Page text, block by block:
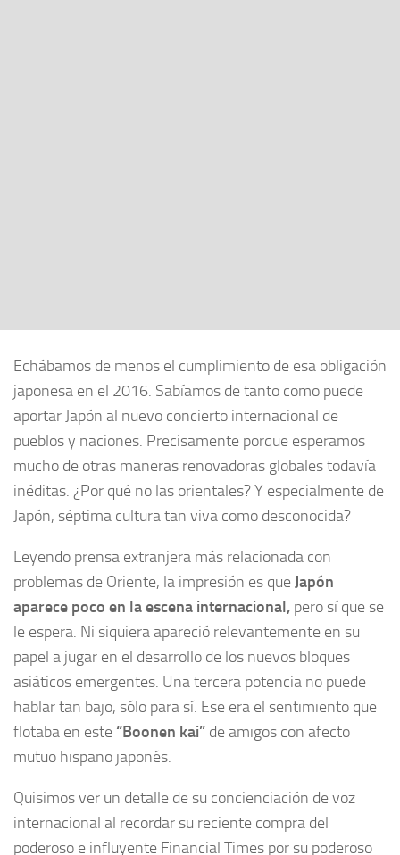
Echábamos de menos el cumplimiento de esa obligación
japonesa en el 2016. Sabíamos de tanto como puede
aportar Japón al nuevo concierto internacional de
pueblos y naciones. Precisamente porque esperamos
mucho de otras maneras renovadoras globales todavía
inéditas. ¿Por qué no las orientales? Y especialmente de
Japón, séptima cultura tan viva como desconocida?
Leyendo prensa extranjera más relacionada con
problemas de Oriente, la impresión es que Japón
aparece poco en la escena internacional, pero sí que se
le espera. Ni siquiera apareció relevantemente en su
papel a jugar en el desarrollo de los nuevos bloques
asiáticos emergentes. Una tercera potencia no puede
hablar tan bajo, sólo para sí. Ese era el sentimiento que
flotaba en este “Boonen kai” de amigos con afecto
mutuo hispano japonés.
Quisimos ver un detalle de su concienciación de voz
internacional al recordar su reciente compra del
poderoso e influyente Financial Times por su poderoso